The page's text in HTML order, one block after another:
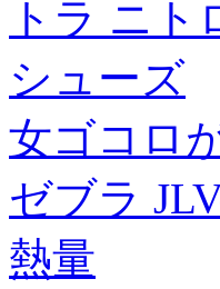
トラ ニト
シューズ
女ゴコロ
ゼブラ
熱量